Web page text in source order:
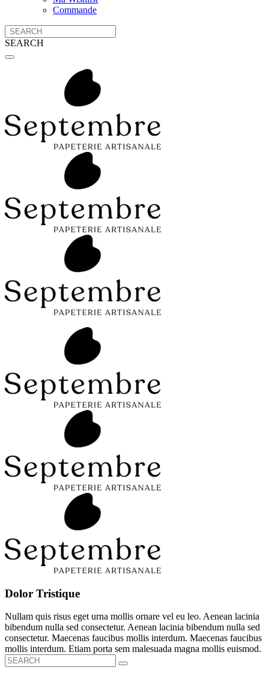
Commande
SEARCH
Dolor Tristique
Nullam quis risus eget urna mollis ornare vel eu leo. Aenean lacinia
bibendum nulla sed consectetur. Aenean lacinia bibendum nulla sed
consectetur. Maecenas faucibus mollis interdum. Maecenas faucibus
mollis interdum. Etiam porta sem malesuada magna mollis euismod.